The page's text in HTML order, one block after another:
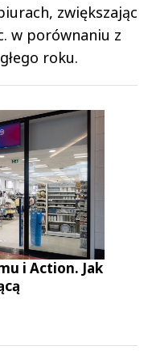
zwiększając
w porównaniu z
roku.
i Action. Jak